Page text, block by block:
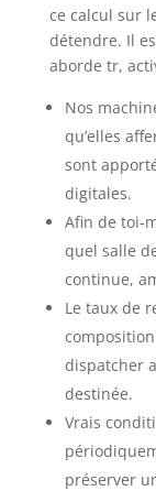
ce calcul sur
détendre. Il
aborde tr,
Nos
qu’elles
sont
digitales.
Afin de toi-
quel salle
continue,
Le taux de
dispatcher
destinée.
Vrais
préserver